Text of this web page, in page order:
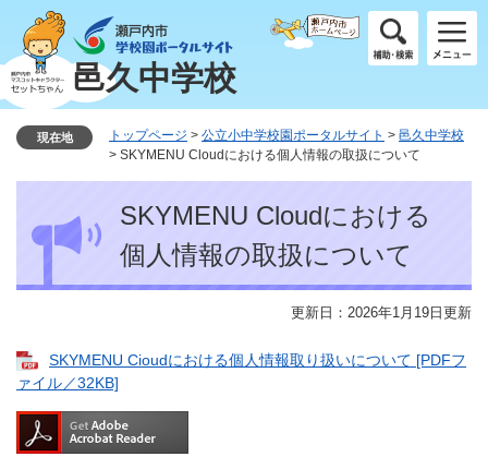
ジ
の
先
ュ
ー
を
邑久中学校
現在地 トップページ > 公立小中学校園ポータルサイト > 邑久中学校
> SKYMENU Cloudにおける個人情報の取扱について
SKYMENU Cloudにおける
個人情報の取扱について
更新日：2026年1月19日更新
SKYMENU Cioudにおける個人情報取り扱いについて [PDFフ
ァイル／32KB]